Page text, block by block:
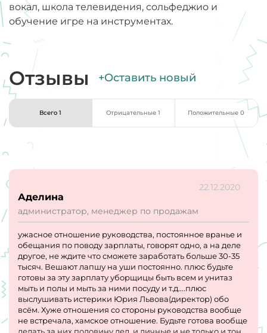
вокал, школа телевидения, сольфеджио и
обучение игре на инструментах.
Отзывы +Оставить новый
Всего 1 Отрицательные 1 Положительные 0
22.12.2020
Аделина
администратор, менеджер по продажам
ужасное отношение руководства, постоянное вранье и
обещания по поводу зарплаты, говорят одно, а на деле
другое, не ждите что сможете заработать больше 30-35
тысяч. Вешают лапшу на уши постоянно. плюс будьте
готовы за эту зарплату уборщицы быть всем и унитаз
мыть и полы и мыть за ними посуду и т.д....плюс
выслушивать истерики Юрия Львова(директор) обо
всём. Хуже отношения со стороны руководства вообще
не встречала, хамское отношение. Будьте готова вообще